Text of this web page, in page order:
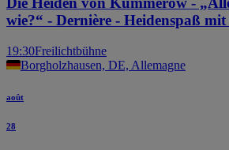
wie?“ - Dernière - Heidenspaß
19:30Freilichtbühne
Borgholzhausen, DE, Allemagne
août
28